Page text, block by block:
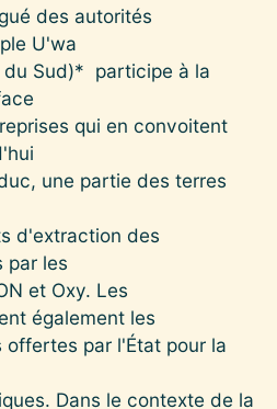
des autorités
U'wa
Sud)* participe à la
qui en convoitent
une partie des terres
d'extraction des
par les
et Oxy. Les
également les
par l'État pour la
Dans le contexte de la